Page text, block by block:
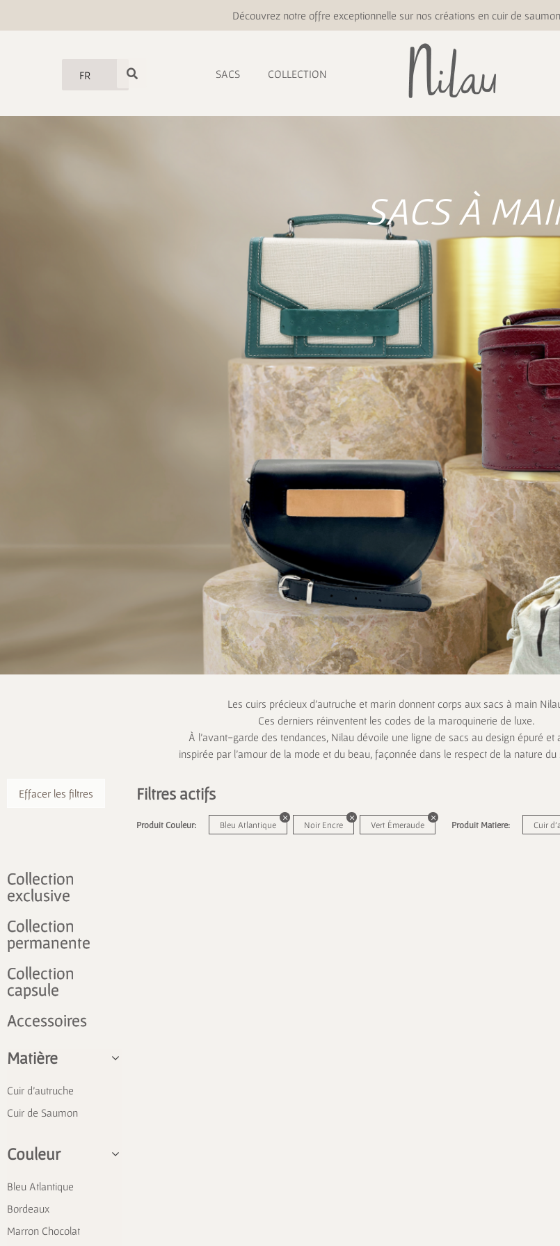
Découvrez notre offre exceptionnelle sur nos créations en cuir de saumon
FR SACS COLLECTION
SACS À
Les cuirs précieux d’autruche et marin donnent corps aux sacs à main
Ces derniers réinventent les codes de la maroquinerie de luxe.
À l’avant-garde des tendances, Nilau dévoile une ligne de sacs au design épuré et
inspirée par l’amour de la mode et du beau, façonnée dans le respect de la nature
Effacer les filtres
Collection
exclusive
Collection
permanente
Collection
capsule
Accessoires
Matière
Cuir d'autruche
Cuir de Saumon
Couleur
Bleu Atlantique
Bordeaux
Marron Chocolat
Filtres actifs
Produit Couleur: Bleu Atlantique Noir Encre Vert Émeraude Produit Matiere: Cuir